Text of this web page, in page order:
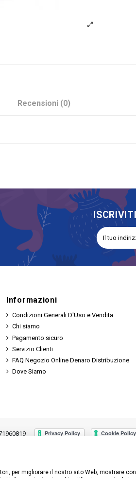
Recensioni (0)
Informazioni
Condizioni Generali D'Uso e Vendita
Chi siamo
Pagamento sicuro
Servizio Clienti
FAQ Negozio Online Denaro Distribuzione
Dove Siamo
per migliorare il nostro sito Web, mostrare